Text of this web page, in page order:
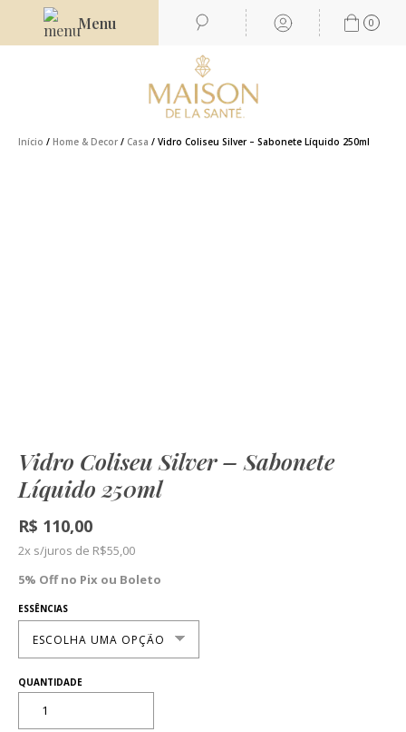
Menu 0
Início / Home & Decor / Casa / Vidro Coliseu Silver – Sabonete Líquido 250ml
Vidro Coliseu Silver – Sabonete
Líquido 250ml
R$ 110,00
2x s/juros de R$55,00
5% Off no Pix ou Boleto
ESSÊNCIAS